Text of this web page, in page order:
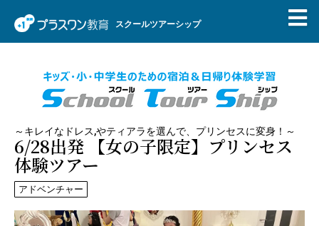
スクールツアーシップ
～キレイなドレス,やティアラを選んで、プリンセスに変身！～
6/28出発 【女の子限定】プリンセス
体験ツアー
アドベンチャー